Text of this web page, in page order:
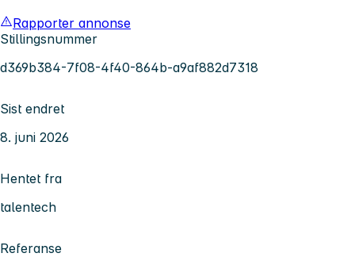
Rapporter annonse
Stillingsnummer
d369b384-7f08-4f40-864b-a9af882d7318
Sist endret
8. juni 2026
Hentet fra
talentech
Referanse